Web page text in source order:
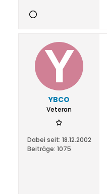
YBCO
Veteran
Dabei seit: 18.12.2002
Beiträge: 1075